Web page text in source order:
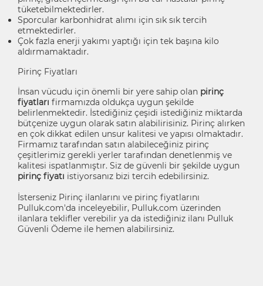
tüketebilmektedirler.
Sporcular karbonhidrat alımı için sık sık tercih
etmektedirler.
Çok fazla enerji yakımı yaptığı için tek başına kilo
aldırmamaktadır.
Pirinç Fiyatları
İnsan vücudu için önemli bir yere sahip olan pirinç
fiyatları firmamızda oldukça uygun şekilde
belirlenmektedir. İstediğiniz çeşidi istediğiniz miktarda
bütçenize uygun olarak satın alabilirisiniz. Pirinç alırken
en çok dikkat edilen unsur kalitesi ve yapısı olmaktadır.
Firmamız tarafından satın alabileceğiniz pirinç
çeşitlerimiz gerekli yerler tarafından denetlenmiş ve
kalitesi ispatlanmıştır. Siz de güvenli bir şekilde uygun
pirinç fiyatı istiyorsanız bizi tercih edebilirsiniz.
İsterseniz Pirinç ilanlarını ve pirinç fiyatlarını
Pulluk.com'da inceleyebilir, Pulluk.com üzerinden
ilanlara teklifler verebilir ya da istediğiniz ilanı Pulluk
Güvenli Ödeme ile hemen alabilirsiniz.